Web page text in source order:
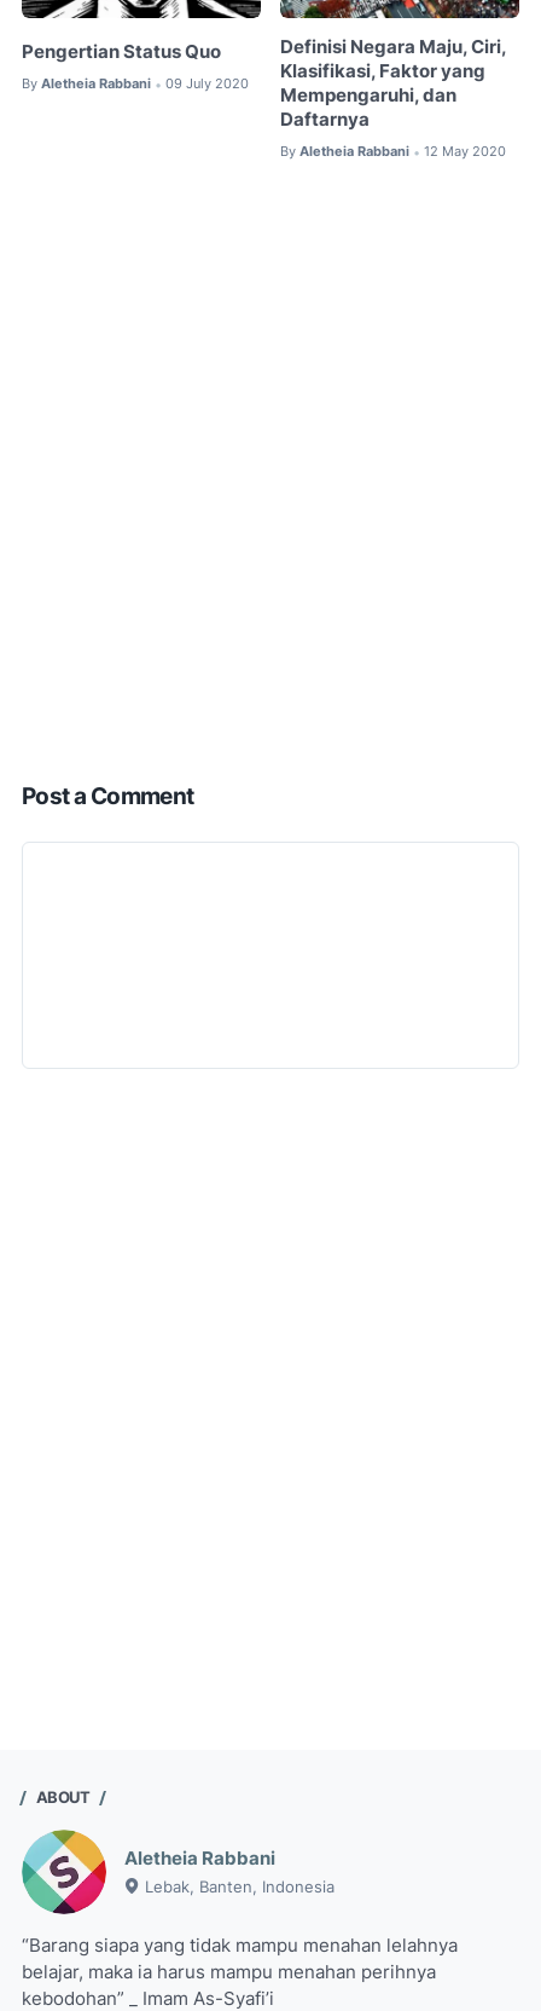
Pengertian Status Quo
By Aletheia Rabbani • 09 July 2020
Definisi Negara Maju, Ciri,
Klasifikasi, Faktor yang
Mempengaruhi, dan
Daftarnya
By Aletheia Rabbani • 12 May 2020
Post a Comment
ABOUT
Aletheia Rabbani
Lebak, Banten, Indonesia
“Barang siapa yang tidak mampu menahan lelahnya
belajar, maka ia harus mampu menahan perihnya
kebodohan” _ Imam As-Syafi’i